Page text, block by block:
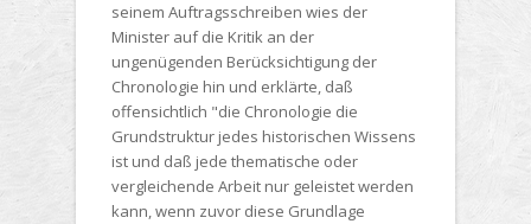
seinem Auftragsschreiben wies der
Minister auf die Kritik an der
ungenügenden Berücksichtigung der
Chronologie hin und erklärte, daß
offensichtlich "die Chronologie die
Grundstruktur jedes historischen Wissens
ist und daß jede thematische oder
vergleichende Arbeit nur geleistet werden
kann, wenn zuvor diese Grundlage